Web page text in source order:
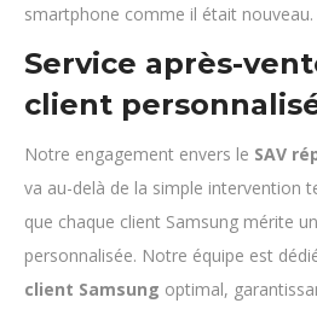
smartphone comme il était nouveau.
Service après-
client
Notre engagement envers le SAV
va au-delà de la simple intervention
que chaque client Samsung mérite
personnalisée. Notre équipe est
client Samsung optimal,